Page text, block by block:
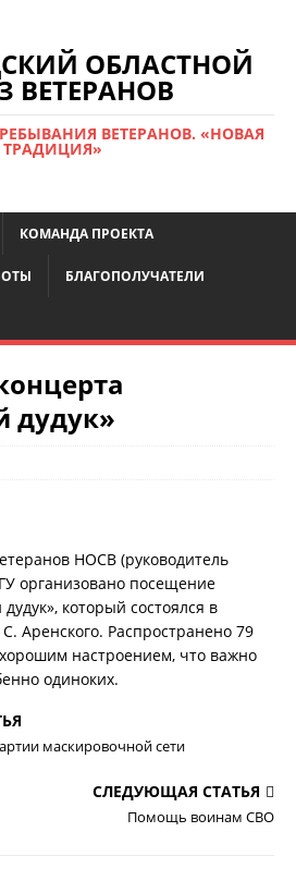
ОБЛАСТНОЙ
ВЕТЕРАНОВ
ВЕТЕРАНОВ. «НОВАЯ
ТРАДИЦИЯ»
КОМАНДА ПРОЕКТА
БЛАГОПОЛУЧАТЕЛИ
дудук»
НОСВ (руководитель
организовано посещение
который состоялся в
Аренского. Распространено 79
настроением, что важно
одиноких.
маскировочной сети
СЛЕДУЮЩАЯ СТАТЬЯ
Помощь воинам СВО